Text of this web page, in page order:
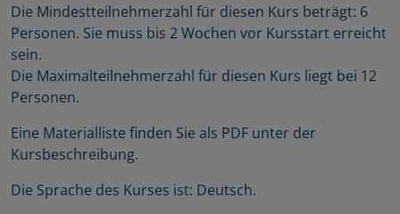
Die Mindestteilnehmerzahl für diesen Kurs beträgt: 6
Personen. Sie muss bis 2 Wochen vor Kursstart erreicht
sein.
Die Maximalteilnehmerzahl für diesen Kurs liegt bei 12
Personen.
Eine Materialliste finden Sie als PDF unter der
Kursbeschreibung.
Die Sprache des Kurses ist: Deutsch.